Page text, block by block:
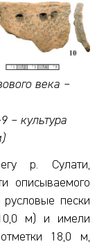
века –
– культура
р. Сулати,
описываемого
пески
м) и имели
18,0 м,